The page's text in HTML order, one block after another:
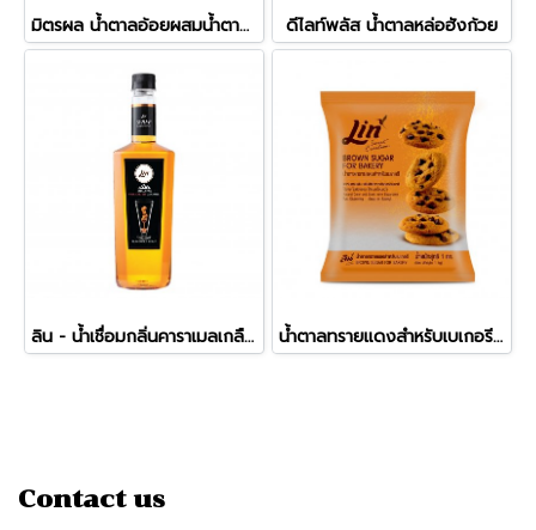
มิตรผล น้ำตาลอ้อยผสมน้ำตาลมะพร้าว ดีไลท์พลัส น้ำตาลหล่อฮังก้วย
ลิน - น้ำเชื่อมกลิ่นคาราเมลเกลือชมพูหิมาลายัน (750ml) น้ำตาลทรายแดงสำหรับเบเกอรี ลิน
Contact us